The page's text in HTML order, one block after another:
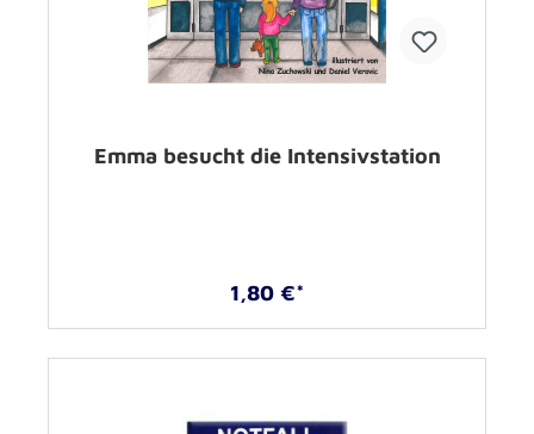
Emma besucht die Intensivstation
1,80 €*